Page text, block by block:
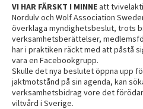
VI HAR FÄRSKT I MINNEatt
Nordulv och Wolf Association
överklaga myndighetsbeslut, trots
verksamhetsberättelser,
har i praktiken räckt med att påstå
vara en Facebookgrupp.
Skulle det nya beslutet öppna upp
jaktmotstånd på sin agenda, kan
verksamhetsbidrag vore det
viltvård i Sverige.